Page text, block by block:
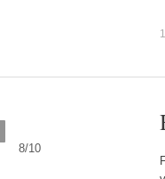
8/10